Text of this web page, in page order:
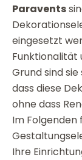
Paravents
eingesetzt
Funktionalität
Grund sind
dass diese
ohne dass
Im Folgenden
Ihre